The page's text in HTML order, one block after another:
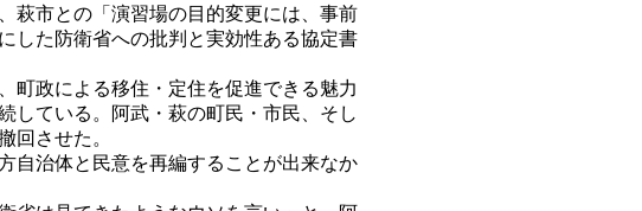
萩市との「演習場の目的変更には、事前
した防衛省への批判と実効性ある協定書
政による移住・定住を促進できる魅力
している。阿武・萩の町民・市民、そし
回させた。
自治体と民意を再編することが出来なか